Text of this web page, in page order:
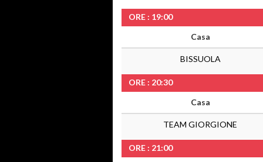
ORE : 19:00
Casa
BISSUOLA
ORE : 20:30
Casa
TEAM GIORGIONE
ORE : 21:00